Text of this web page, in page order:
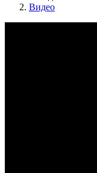
Видео